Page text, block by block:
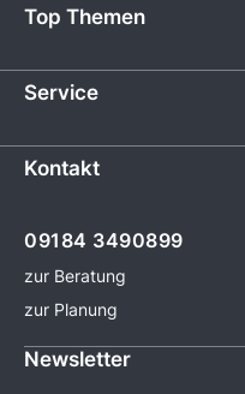
Top Themen
Service
Kontakt
09184 3490899
zur Beratung
zur Planung
Newsletter